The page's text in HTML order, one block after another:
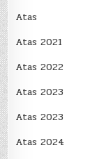
Atas
Atas 2021
Atas 2022
Atas 2023
Atas 2023
Atas 2024